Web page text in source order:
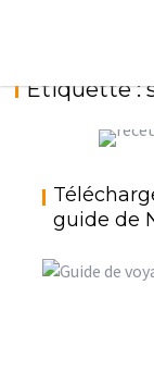
Étiquette :
SALADE DE
guide de